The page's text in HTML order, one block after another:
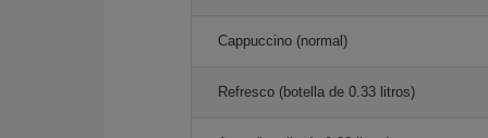
Cappuccino (normal)
Refresco (botella de 0.33 litros)